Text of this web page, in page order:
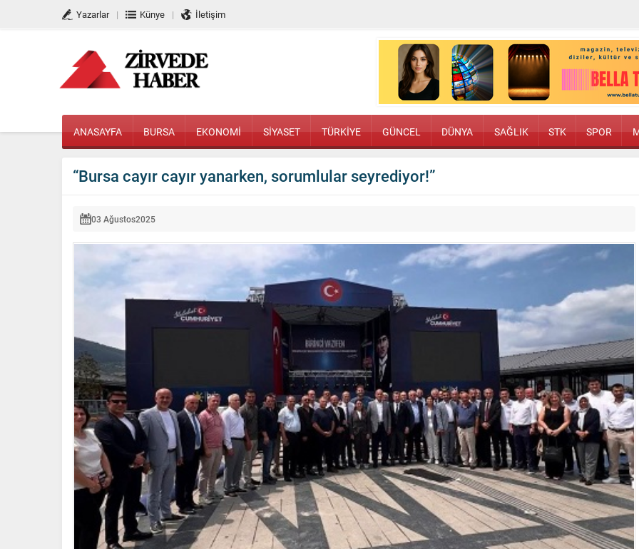
Yazarlar Künye İletişim
ANASAYFA BURSA EKONOMİ SİYASET TÜRKİYE GÜNCEL DÜNYA SAĞLIK STK SPOR
“Bursa cayır cayır yanarken, sorumlular seyrediyor!”
03 Ağustos2025